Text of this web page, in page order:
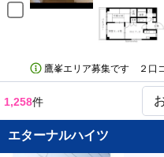
鷹峯エリア募集です ２口
1,258件
エターナルハイツ